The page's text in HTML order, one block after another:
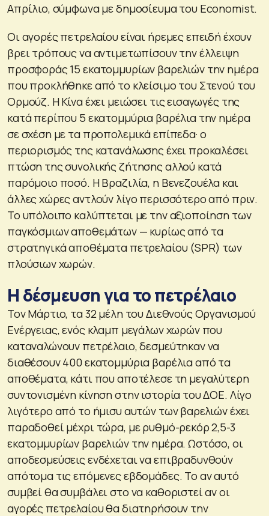
Απρίλιο, σύμφωνα με δημοσίευμα του Economist.
Οι αγορές πετρελαίου είναι ήρεμες επειδή έχουν
βρει τρόπους να αντιμετωπίσουν την έλλειψη
προσφοράς 15 εκατομμυρίων βαρελιών την ημέρα
που προκλήθηκε από το κλείσιμο του Στενού του
Ορμούζ. Η Κίνα έχει μειώσει τις εισαγωγές της
κατά περίπου 5 εκατομμύρια βαρέλια την ημέρα
σε σχέση με τα προπολεμικά επίπεδα· ο
περιορισμός της κατανάλωσης έχει προκαλέσει
πτώση της συνολικής ζήτησης αλλού κατά
παρόμοιο ποσό. Η Βραζιλία, η Βενεζουέλα και
άλλες χώρες αντλούν λίγο περισσότερο από πριν.
Το υπόλοιπο καλύπτεται με την αξιοποίηση των
παγκόσμιων αποθεμάτων — κυρίως από τα
στρατηγικά αποθέματα πετρελαίου (SPR) των
πλούσιων χωρών.
Η δέσμευση για το πετρέλαιο
Τον Μάρτιο, τα 32 μέλη του Διεθνούς Οργανισμού
Ενέργειας, ενός κλαμπ μεγάλων χωρών που
καταναλώνουν πετρέλαιο, δεσμεύτηκαν να
διαθέσουν 400 εκατομμύρια βαρέλια από τα
αποθέματα, κάτι που αποτέλεσε τη μεγαλύτερη
συντονισμένη κίνηση στην ιστορία του ΔΟΕ. Λίγο
λιγότερο από το ήμισυ αυτών των βαρελιών έχει
παραδοθεί μέχρι τώρα, με ρυθμό-ρεκόρ 2,5-3
εκατομμυρίων βαρελιών την ημέρα. Ωστόσο, οι
αποδεσμεύσεις ενδέχεται να επιβραδυνθούν
απότομα τις επόμενες εβδομάδες. Το αν αυτό
συμβεί θα συμβάλει στο να καθοριστεί αν οι
αγορές πετρελαίου θα διατηρήσουν την